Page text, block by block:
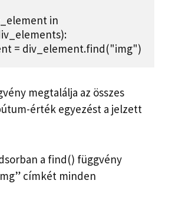
in
= div_element.find("img")
megtalálja az összes
érték egyezést a jelzett
a find() függvény
címkét minden